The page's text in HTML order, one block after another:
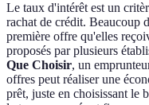
Le taux d'intérêt est un
rachat de crédit. Beaucoup
première offre qu'elles
proposés par plusieurs
Que Choisir, un
offres peut réaliser une
prêt, juste en choisissant le